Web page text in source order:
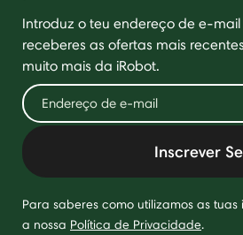
Introduz o teu endereço de e-
receberes as ofertas mais
muito mais da iRobot.
Inscrever Se
Para saberes como utilizamos as tuas
a nossa Política de Privacidade.